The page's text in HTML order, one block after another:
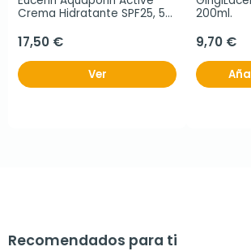
Crema Hidratante SPF25, 50
17,50 €
Ver
200ml.
9,70 €
Recomendados para ti